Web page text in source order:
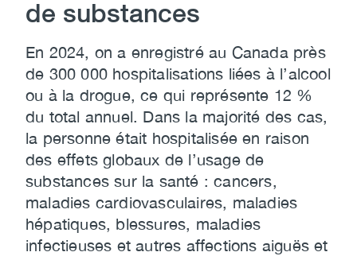
de substances
En 2024, on a enregistré au Canada près
de 300 000 hospitalisations liées à l’alcool
ou à la drogue, ce qui représente 12 %
du total annuel. Dans la majorité des cas,
la personne était hospitalisée en raison
des effets globaux de l’usage de
substances sur la santé : cancers,
maladies cardiovasculaires, maladies
hépatiques, blessures, maladies
infectieuses et autres affections aiguës et